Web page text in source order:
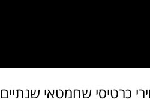
כרטיסי שחמטאי שנתיים